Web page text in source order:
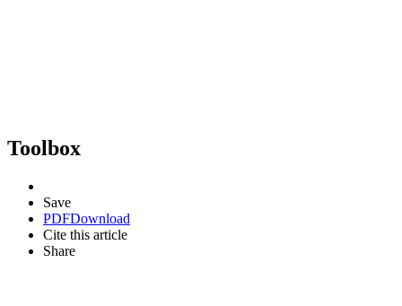
Toolbox
Save
PDFDownload
Cite this article
Share